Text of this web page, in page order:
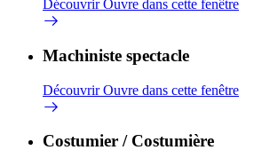
DécouvrirOuvre dans cette fenêtre
Machiniste spectacle
DécouvrirOuvre dans cette fenêtre
Costumier / Costumière